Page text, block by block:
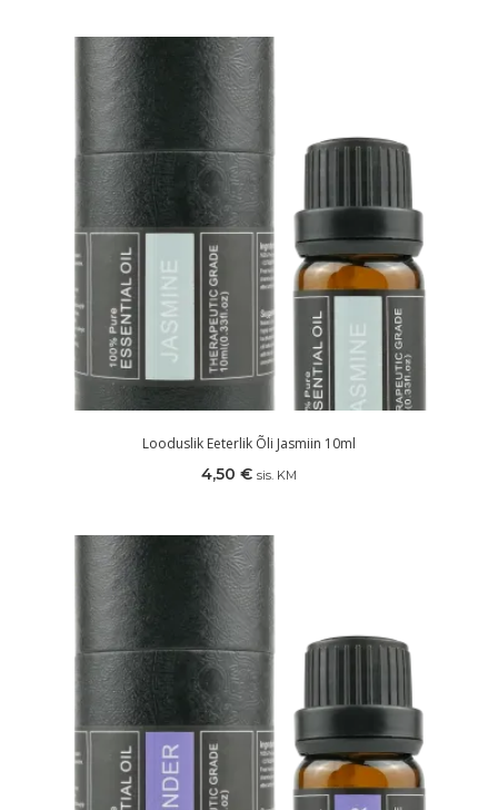
Looduslik Eeterlik Õli Jasmiin 10ml
4,50 € sis. KM